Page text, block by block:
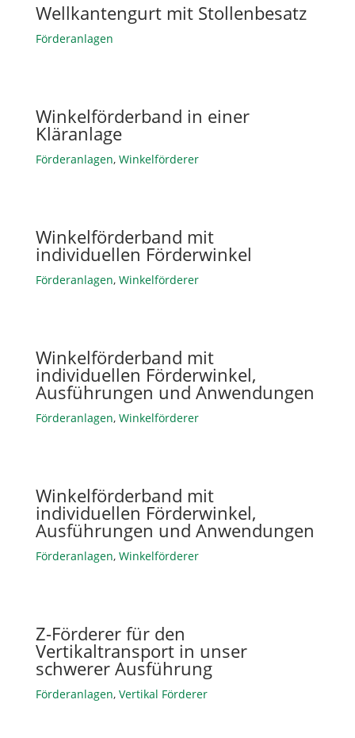
Wellkantengurt mit Stollenbesatz
Förderanlagen
Winkelförderband in einer
Kläranlage
Förderanlagen, Winkelförderer
Winkelförderband mit
individuellen Förderwinkel
Förderanlagen, Winkelförderer
Winkelförderband mit
individuellen Förderwinkel,
Ausführungen und Anwendungen
Förderanlagen, Winkelförderer
Winkelförderband mit
individuellen Förderwinkel,
Ausführungen und Anwendungen
Förderanlagen, Winkelförderer
Z-Förderer für den
Vertikaltransport in unser
schwerer Ausführung
Förderanlagen, Vertikal Förderer